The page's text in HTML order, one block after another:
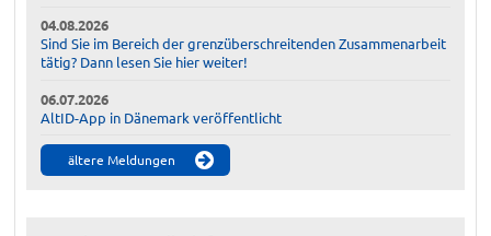
04.08.2026
Sind Sie im Bereich der grenzüberschreitenden Zusammenarbeit
tätig? Dann lesen Sie hier weiter!
06.07.2026
AltID-App in Dänemark veröffentlicht
ältere Meldungen